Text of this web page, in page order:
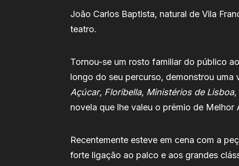
João Carlos Baptista, natural de Vila
teatro.
Tornou-se um rosto familiar do público
longo do seu percurso, demonstrou
Açúcar, Floribella, Ministérios de Lisboa,
novela que lhe valeu o prémio de Melhor
Recentemente esteve em cena com a
forte ligação ao palco e aos grandes